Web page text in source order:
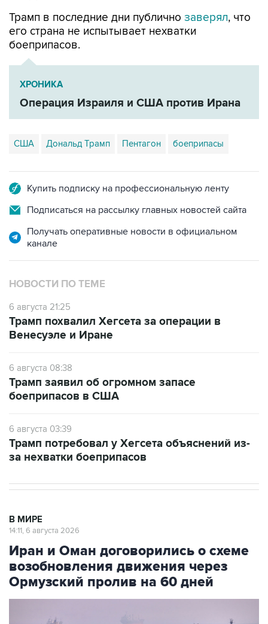
Трамп в последние дни публично заверял, что
его страна не испытывает нехватки
боеприпасов.
ХРОНИКА
Операция Израиля и США против Ирана
США Дональд Трамп Пентагон боеприпасы
Купить подписку на профессиональную ленту
Подписаться на рассылку главных новостей сайта
Получать оперативные новости в официальном
канале
НОВОСТИ ПО ТЕМЕ
6 августа 21:25
Трамп похвалил Хегсета за операции в
Венесуэле и Иране
6 августа 08:38
Трамп заявил об огромном запасе
боеприпасов в США
6 августа 03:39
Трамп потребовал у Хегсета объяснений из-
за нехватки боеприпасов
В МИРЕ
14:11, 6 августа 2026
Иран и Оман договорились о схеме
возобновления движения через
Ормузский пролив на 60 дней